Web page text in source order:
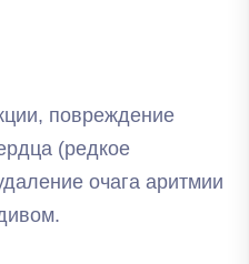
повреждение
(редкое
очага аритмии